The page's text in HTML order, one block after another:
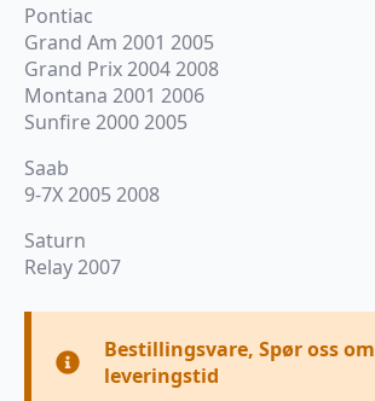
Pontiac
Grand Am 2001 2005
Grand Prix 2004 2008
Montana 2001 2006
Sunfire 2000 2005
Saab
9-7X 2005 2008
Saturn
Relay 2007
Bestillingsvare, Spør oss om
leveringstid